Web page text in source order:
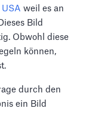
weil es an
Bild
Obwohl diese
können,
durch den
ein Bild